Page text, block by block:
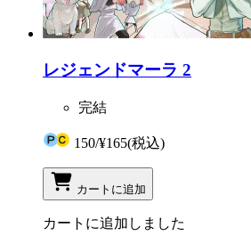
レジェンドマーラ 2
完結
150/¥165(税込)
カートに追加
カートに追加しました